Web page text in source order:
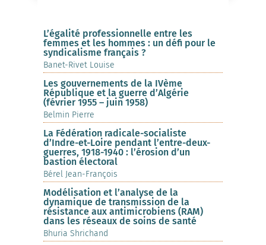
L’égalité professionnelle entre les
femmes et les hommes : un défi pour le
syndicalisme français ?
Banet-Rivet Louise
Les gouvernements de la IVème
République et la guerre d’Algérie
(février 1955 – juin 1958)
Belmin Pierre
La Fédération radicale-socialiste
d’Indre-et-Loire pendant l’entre-deux-
guerres, 1918-1940 : l’érosion d’un
bastion électoral
Bérel Jean-François
Modélisation et l’analyse de la
dynamique de transmission de la
résistance aux antimicrobiens (RAM)
dans les réseaux de soins de santé
Bhuria Shrichand